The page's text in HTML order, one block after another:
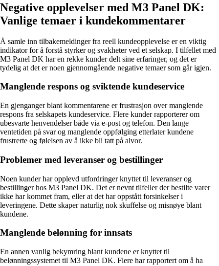
Negative opplevelser med M3 Panel DK:
Vanlige temaer i kundekommentarer
Å samle inn tilbakemeldinger fra reell kundeopplevelse er en viktig
indikator for å forstå styrker og svakheter ved et selskap. I tilfellet med
M3 Panel DK har en rekke kunder delt sine erfaringer, og det er
tydelig at det er noen gjennomgående negative temaer som går igjen.
Manglende respons og sviktende kundeservice
En gjenganger blant kommentarene er frustrasjon over manglende
respons fra selskapets kundeservice. Flere kunder rapporterer om
ubesvarte henvendelser både via e-post og telefon. Den lange
ventetiden på svar og manglende oppfølging etterlater kundene
frustrerte og følelsen av å ikke bli tatt på alvor.
Problemer med leveranser og bestillinger
Noen kunder har opplevd utfordringer knyttet til leveranser og
bestillinger hos M3 Panel DK. Det er nevnt tilfeller der bestilte varer
ikke har kommet fram, eller at det har oppstått forsinkelser i
leveringene. Dette skaper naturlig nok skuffelse og misnøye blant
kundene.
Manglende belønning for innsats
En annen vanlig bekymring blant kundene er knyttet til
belønningssystemet til M3 Panel DK. Flere har rapportert om å ha